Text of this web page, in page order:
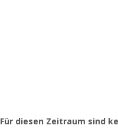
Für diesen Zeitraum sind